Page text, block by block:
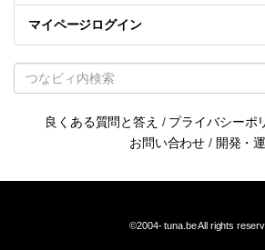
マイページログイン
良くある質問と答え / プライバシーポ
お問い合わせ / 開発・
©2004-tuna.beAll rights